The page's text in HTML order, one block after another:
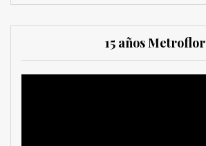
15 años Metroflor